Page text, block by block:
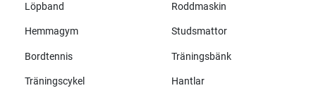
Löpband Roddmaskin
Hemmagym Studsmattor
Bordtennis Träningsbänk
Träningscykel Hantlar